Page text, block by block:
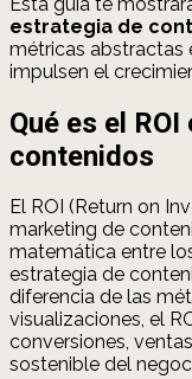
estrategia de
métricas abstractas
impulsen el
Qué es el
contenidos
El ROI (Return on
marketing de
matemática entre
estrategia de
diferencia de las
visualizaciones, el
conversiones,
sostenible del